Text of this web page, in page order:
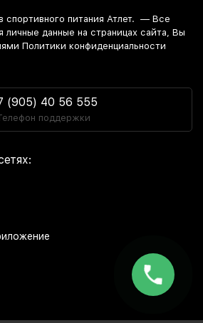
спортивного питания Атлет. — Все
данные на страницах сайта, Вы
Политики конфиденциальности
(905) 40 56 555
поддержки